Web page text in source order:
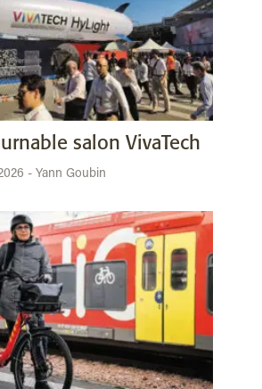
salon VivaTech
- Yann Goubin